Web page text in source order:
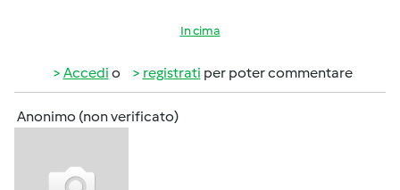
In cima
Accedi o registrati per poter commentare
Anonimo (non verificato)